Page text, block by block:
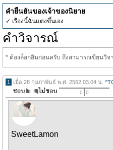
คำยืนยันของเจ้าของนิยาย
✓ เรื่องนี้ฉันแต่งขึ้นเอง
คำวิจารณ์
* ต้องล็อกอินก่อนครับ ถึงสามารถเขียนวิจ
1 เมื่อ 28 กุมภาพันธ์ พ.ศ. 2562 03.04 น.
0 0
SweetLamon